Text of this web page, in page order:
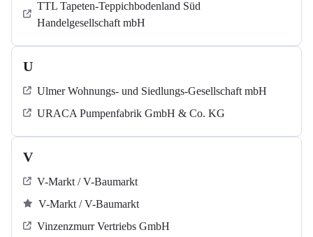
TTL Tapeten-Teppichbodenland Süd
Handelgesellschaft mbH
U
Ulmer Wohnungs- und Siedlungs-Gesellschaft mbH
URACA Pumpenfabrik GmbH & Co. KG
V
V-Markt / V-Baumarkt
V-Markt / V-Baumarkt
Vinzenzmurr Vertriebs GmbH